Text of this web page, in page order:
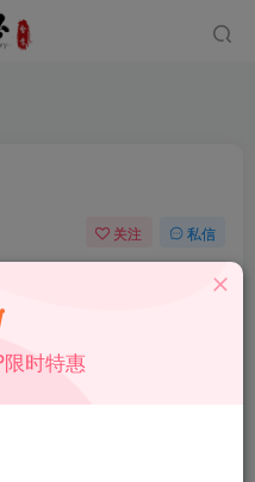
关注 私信
学习和交流，请勿用于商业
时间联系我们删除！
时特惠